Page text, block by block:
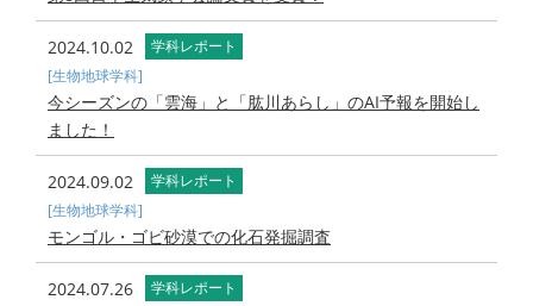
2024.10.02
学科レポート
[生物地球学科]
今シーズンの「雲海」と「肱川あらし」のAI予報を開始し
ました！
2024.09.02
学科レポート
[生物地球学科]
モンゴル・ゴビ砂漠での化石発掘調査
2024.07.26
学科レポート